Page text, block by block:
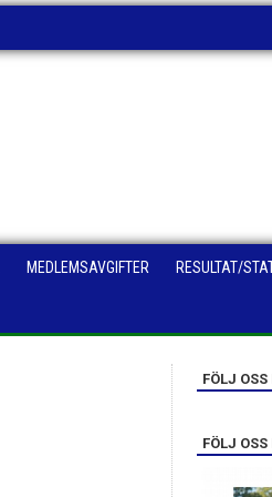
MEDLEMSAVGIFTER RESULTAT/
FÖLJ OSS
FÖLJ